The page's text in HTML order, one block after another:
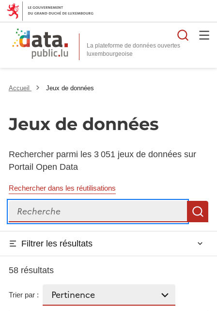
La plateforme de données ouvertes
Accueil Jeux de données
Jeux de données
Rechercher parmi les 3 051 jeux de données sur
Portail Open Data
Rechercher dans les réutilisations
Recherche
Filtrer les résultats
58 résultats
Trier par :